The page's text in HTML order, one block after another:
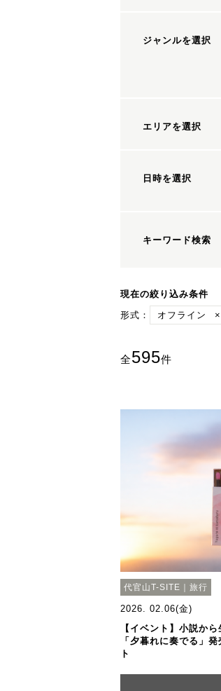
ジャンルを選択
エリアを選択
日時を選択
キーワード検索
現在の絞り込み条件
形式：
オフライン ×
全595件
代官山T-SITE｜旅行
2026. 02.06(金)
【イベント】小説か
「夕暮れに奏でる」
ト